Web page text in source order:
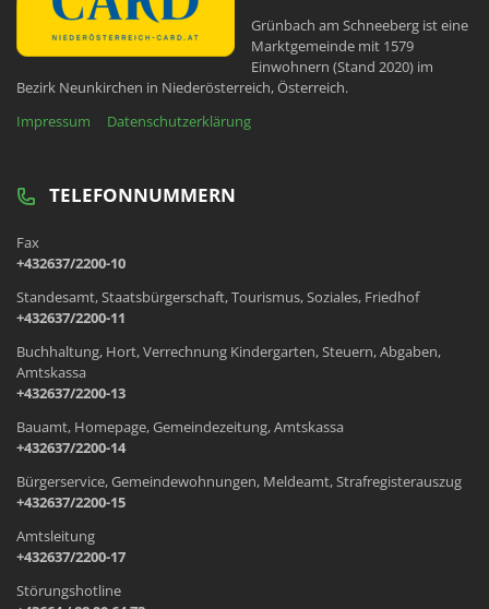
Grünbach am Schneeberg ist eine
Marktgemeinde mit 1579
Einwohnern (Stand 2020) im
Bezirk Neunkirchen in Niederösterreich, Österreich.
Impressum
Datenschutzerklärung
TELEFONNUMMERN
Fax
+432637/2200-10
Standesamt, Staatsbürgerschaft, Tourismus, Soziales, Friedhof
+432637/2200-11
Buchhaltung, Hort, Verrechnung Kindergarten, Steuern, Abgaben,
Amtskassa
+432637/2200-13
Bauamt, Homepage, Gemeindezeitung, Amtskassa
+432637/2200-14
Bürgerservice, Gemeindewohnungen, Meldeamt, Strafregisterauszug
+432637/2200-15
Amtsleitung
+432637/2200-17
Störungshotline